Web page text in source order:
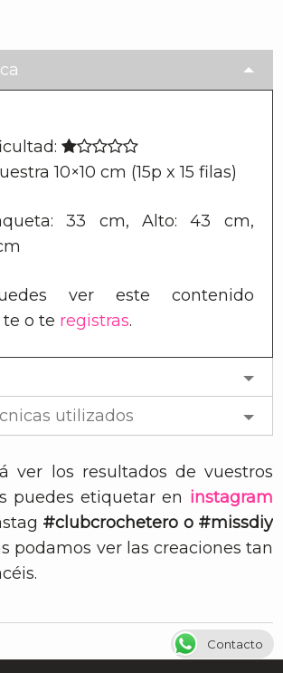
10×10 cm (15p x 15 filas)
33 cm, Alto: 43 cm,
ver este contenido
teo te registras.
utilizados
ver los resultados de vuestros
puedes etiquetar en instagram
#clubcrochetero o #missdiy
podamos ver las creaciones tan
Contacto